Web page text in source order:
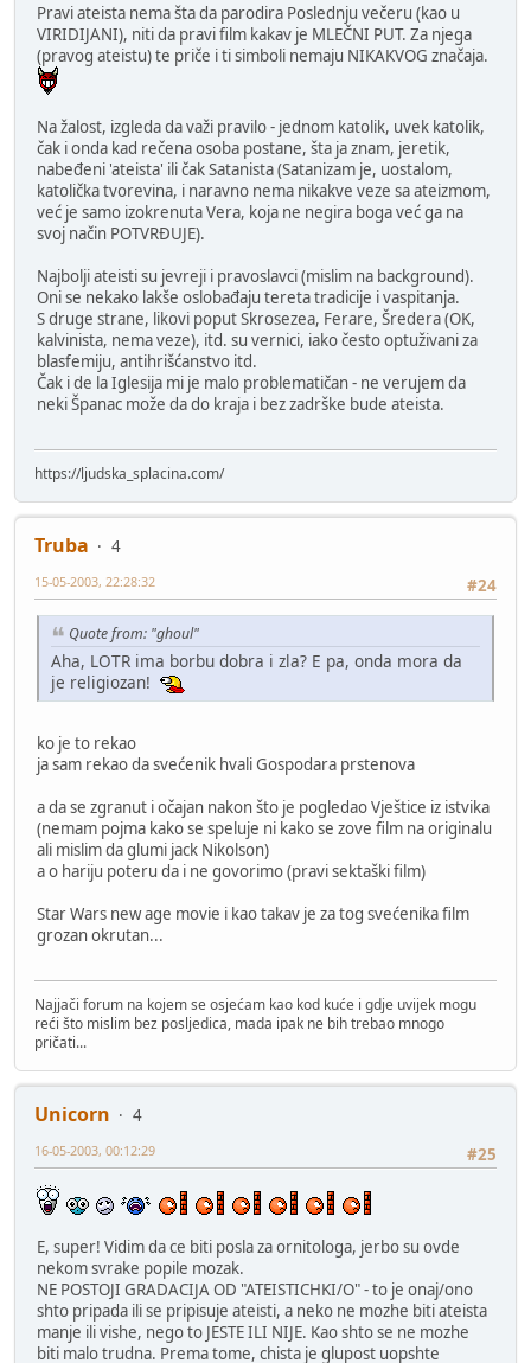
Pravi ateista nema šta da parodira Poslednju večeru (kao u
VIRIDIJANI), niti da pravi film kakav je MLEČNI PUT. Za njega
(pravog ateistu) te priče i ti simboli nemaju NIKAKVOG značaja.
Na žalost, izgleda da važi pravilo - jednom katolik, uvek katolik,
čak i onda kad rečena osoba postane, šta ja znam, jeretik,
nabeđeni 'ateista' ili čak Satanista (Satanizam je, uostalom,
katolička tvorevina, i naravno nema nikakve veze sa ateizmom,
već je samo izokrenuta Vera, koja ne negira boga već ga na
svoj način POTVRĐUJE).
Najbolji ateisti su jevreji i pravoslavci (mislim na background).
Oni se nekako lakše oslobađaju tereta tradicije i vaspitanja.
S druge strane, likovi poput Skrosezea, Ferare, Šredera (OK,
kalvinista, nema veze), itd. su vernici, iako često optuživani za
blasfemiju, antihrišćanstvo itd.
Čak i de la Iglesija mi je malo problematičan - ne verujem da
neki Španac može da do kraja i bez zadrške bude ateista.
https://ljudska_splacina.com/
Truba
4
#24
15-05-2003, 22:28:32
Quote from: "ghoul"
Aha, LOTR ima borbu dobra i zla? E pa, onda mora da
je religiozan!
ko je to rekao
ja sam rekao da svećenik hvali Gospodara prstenova
a da se zgranut i očajan nakon što je pogledao Vještice iz istvika
(nemam pojma kako se speluje ni kako se zove film na originalu
ali mislim da glumi jack Nikolson)
a o hariju poteru da i ne govorimo (pravi sektaški film)
Star Wars new age movie i kao takav je za tog svećenika film
grozan okrutan...
Najjači forum na kojem se osjećam kao kod kuće i gdje uvijek mogu
reći što mislim bez posljedica, mada ipak ne bih trebao mnogo
pričati...
Unicorn
4
#25
16-05-2003, 00:12:29
E, super! Vidim da ce biti posla za ornitologa, jerbo su ovde
nekom svrake popile mozak.
NE POSTOJI GRADACIJA OD "ATEISTICHKI/O" - to je onaj/ono
shto pripada ili se pripisuje ateisti, a neko ne mozhe biti ateista
manje ili vishe, nego to JESTE ILI NIJE. Kao shto se ne mozhe
biti malo trudna. Prema tome, chista je glupost uopshte